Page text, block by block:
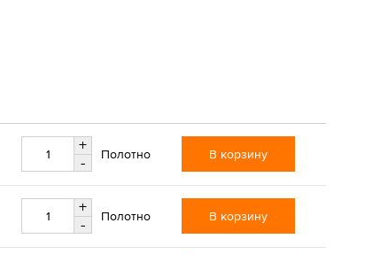
+
-
Полотно В корзину
+
-
Полотно В корзину